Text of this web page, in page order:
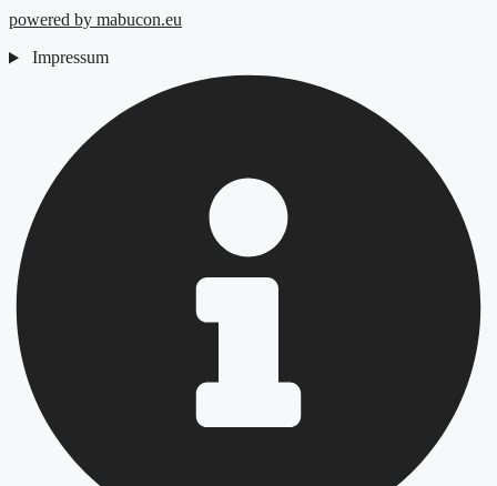
powered by mabucon.eu
Impressum